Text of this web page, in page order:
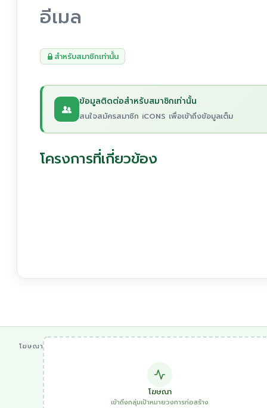
อีเมล
สำหรับสมาชิกเท่านั้น
ข้อมูลติดต่อสำหรับสมาชิกเท่านั้น
สนใจสมัครสมาชิก iCONS เพื่อเข้าถึงข้อมูลเต็ม
โครงการที่เกี่ยวข้อง
โฆษณา
โฆษณา
เข้าถึงกลุ่มเป้าหมายวงการก่อสร้าง